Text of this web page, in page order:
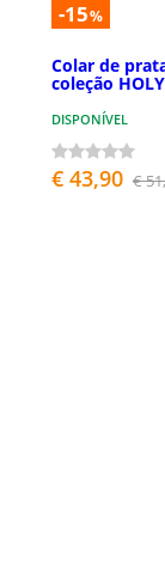
-15%
Colar de
coleção
DISPONÍVEL
€ 43,90 €